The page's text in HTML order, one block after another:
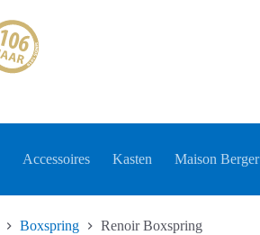
Accessoires Kasten Maison Berger
Boxspring Renoir Boxspring